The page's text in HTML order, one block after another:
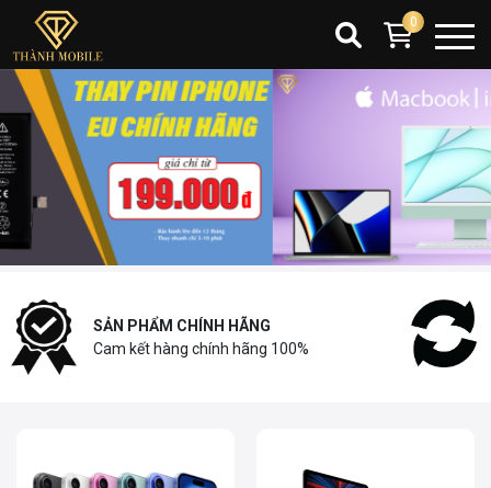
0
SẢN PHẨM CHÍNH HÃNG
Cam kết hàng chính hãng 100%